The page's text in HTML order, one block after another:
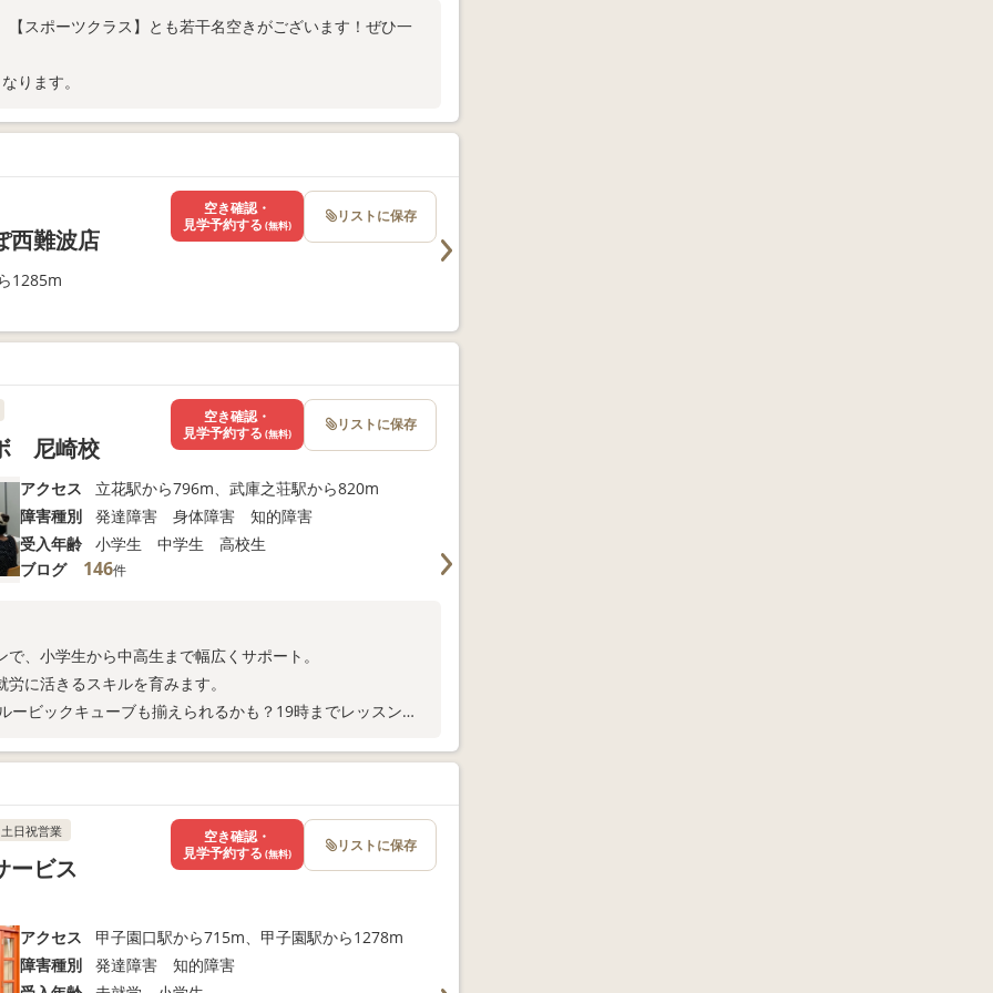
スポーツクラス】とも若干名空きがございます！ぜひ一
ります。
西難波店
1285m
空き確認・
見学予約する (無料) リストに保存
尼崎校
アクセス
立花駅から796m、武庫之荘駅から820m
障害種別
発達障害 身体障害 知的障害
受入年齢
小学生 中学生 高校生
ブログ
146件
、小学生から中高生まで幅広くサポート。
に活きるスキルを育みます。
ービックキューブも揃えられるかも？19時までレッスン
空き確認・
見学予約する (無料) リストに保存
土日祝営業
ービス
アクセス
甲子園口駅から715m、甲子園駅から1278m
障害種別
発達障害 知的障害
空き確認・
見学予約する (無料) リストに保存